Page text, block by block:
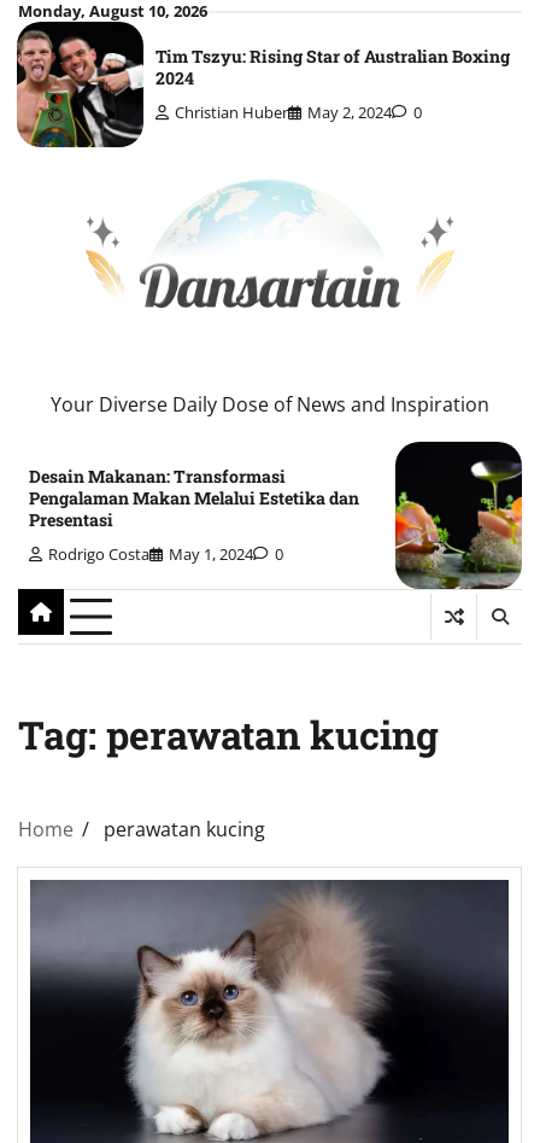
Skip
to
content
Monday, August 10, 2026
Tim Tszyu: Rising Star of Australian Boxing
2024
Christian Huber May 2, 2024 0
Your Diverse Daily Dose of News and Inspiration
Desain Makanan: Transformasi
Pengalaman Makan Melalui Estetika dan
Presentasi
Rodrigo Costa May 1, 2024 0
Tag: perawatan kucing
Home perawatan kucing